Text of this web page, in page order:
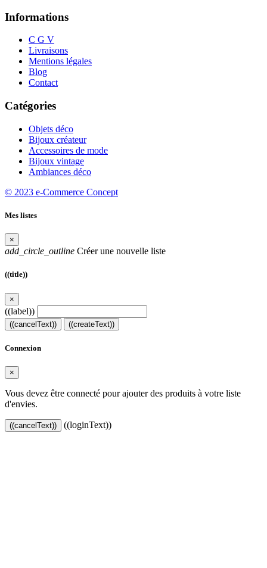
Informations
C G V
Livraisons
Mentions légales
Blog
Contact
Catégories
Objets déco
Bijoux créateur
Accessoires de mode
Bijoux vintage
Ambiances déco
© 2023 e-Commerce Concept
Mes listes
×
add_circle_outline Créer une nouvelle liste
((title))
×
((label))
((cancelText)) ((createText))
Connexion
×
Vous devez être connecté pour ajouter des produits à votre liste
d'envies.
((cancelText)) ((loginText))